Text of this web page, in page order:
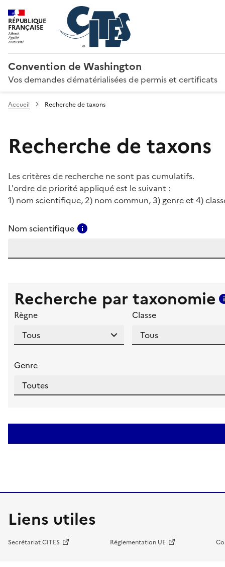
RÉPUBLIQUE
FRANÇAISE
Convention de Washington
Vos demandes dématérialisées de permis et certificats
Accueil Recherche de taxons
Recherche de taxons
Les critères de recherche ne sont pas cumulatifs.
L'ordre de priorité appliqué est le suivant :
1) nom scientifique, 2) nom commun, 3) genre et 4)
Nom scientifique
Recherche par taxonomie
Règne Classe
Genre
Liens utiles
Secrétariat CITES Réglementation UE